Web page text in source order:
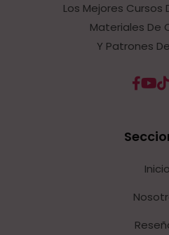
Los Mejores Cursos
Materiales De
Y Patrones
Inicio